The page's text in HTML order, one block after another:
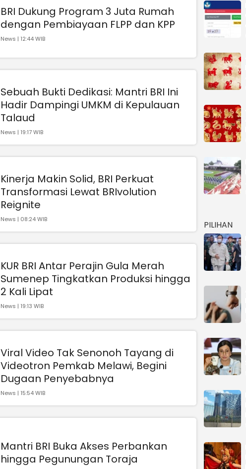
BRI Dukung Program 3 Juta Rumah
dengan Pembiayaan FLPP dan KPP
News | 12:44 WIB
Sebuah Bukti Dedikasi: Mantri BRI Ini
Hadir Dampingi UMKM di Kepulauan
Talaud
News | 19:17 WIB
Kinerja Makin Solid, BRI Perkuat
Transformasi Lewat BRIvolution
Reignite
News | 08:24 WIB
KUR BRI Antar Perajin Gula Merah
Sumenep Tingkatkan Produksi hingga
2 Kali Lipat
News | 19:13 WIB
Viral Video Tak Senonoh Tayang di
Videotron Pemkab Melawi, Begini
Dugaan Penyebabnya
News | 15:54 WIB
Mantri BRI Buka Akses Perbankan
hingga Pegunungan Toraja
PILIHAN